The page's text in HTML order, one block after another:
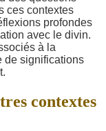
ces contextes
profondes
avec le divin.
à la
de significations
contextes